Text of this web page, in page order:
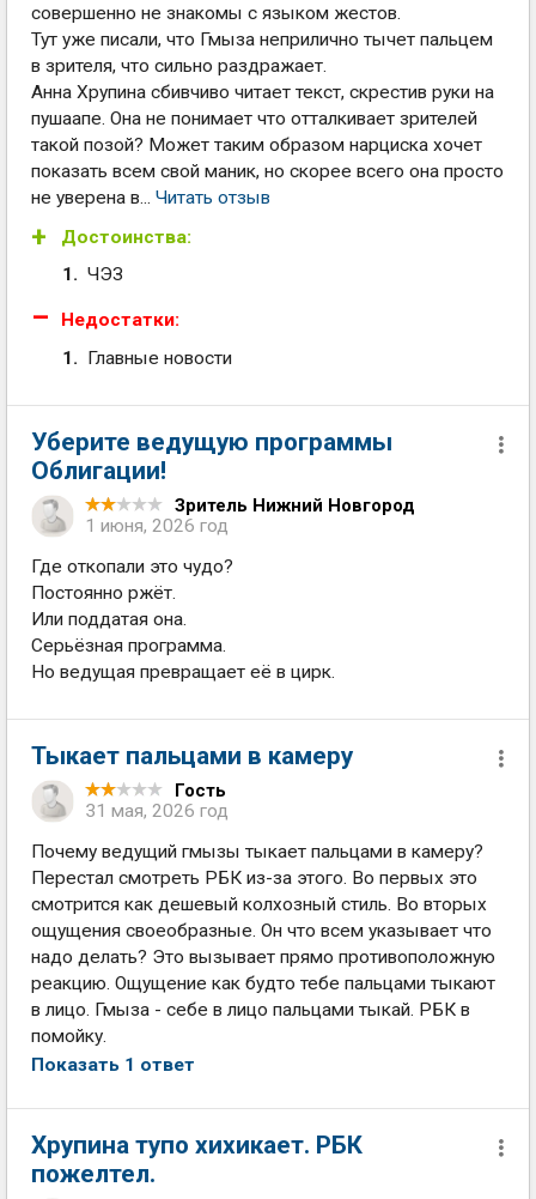
совершенно не знакомы с языком жестов.
Тут уже писали, что Гмыза неприлично тычет пальцем
в зрителя, что сильно раздражает.
Анна Хрупина сбивчиво читает текст, скрестив руки на
пушаапе. Она не понимает что отталкивает зрителей
такой позой? Может таким образом нарциска хочет
показать всем свой маник, но скорее всего она просто
не уверена в... Читать отзыв
Достоинства:
ЧЭЗ
Недостатки:
Главные новости
Уберите ведущую программы
Облигации!
Зритель Нижний Новгород
1 июня, 2026 год
Где откопали это чудо?
Постоянно ржёт.
Или поддатая она.
Серьёзная программа.
Но ведущая превращает её в цирк.
Тыкает пальцами в камеру
Гость
31 мая, 2026 год
Почему ведущий гмызы тыкает пальцами в камеру?
Перестал смотреть РБК из-за этого. Во первых это
смотрится как дешевый колхозный стиль. Во вторых
ощущения своеобразные. Он что всем указывает что
надо делать? Это вызывает прямо противоположную
реакцию. Ощущение как будто тебе пальцами тыкают
в лицо. Гмыза - себе в лицо пальцами тыкай. РБК в
помойку.
Показать 1 ответ
Хрупина тупо хихикает. РБК
пожелтел.